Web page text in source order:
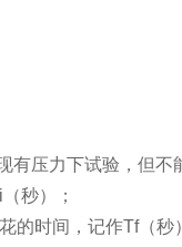
压力下试验，但不
秒）；
的时间，记作Tf（秒